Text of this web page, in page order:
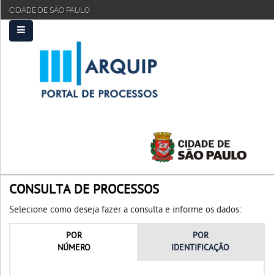
CIDADE DE SÃO PAULO
CONSULTA DE PROCESSOS
Selecione como deseja fazer a consulta e informe os dados:
POR
NÚMERO
POR
IDENTIFICAÇÃO
PRINCIPAL
FAQ